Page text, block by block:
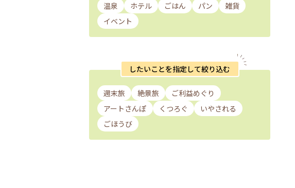
温泉
ホテル ごはん パン
雑貨
イベント
したいことを指定して絞り込む
週末旅 絶景旅
ご利益めぐり
アートさんぽ
くつろぐ
いやされる
ごほうび